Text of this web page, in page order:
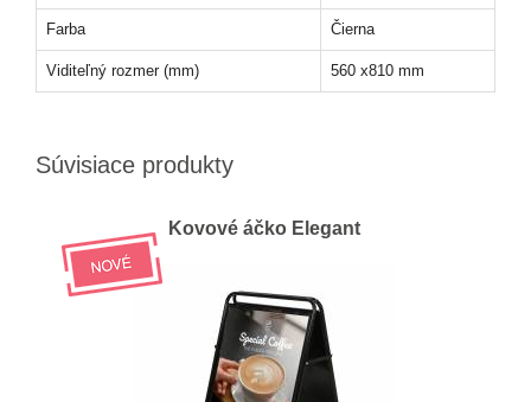
Farba Čierna
Viditeľný rozmer (mm) 560 x810 mm
Súvisiace produkty
Kovové áčko Elegant